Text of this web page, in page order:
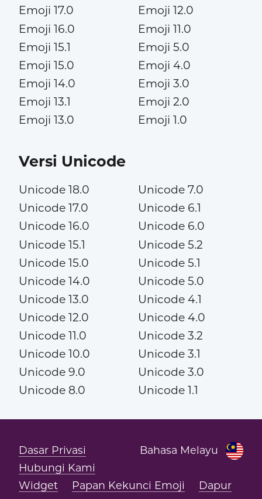
Emoji 17.0
Emoji 16.0
Emoji 15.1
Emoji 15.0
Emoji 14.0
Emoji 13.1
Emoji 13.0
Emoji 12.0
Emoji 11.0
Emoji 5.0
Emoji 4.0
Emoji 3.0
Emoji 2.0
Emoji 1.0
Versi Unicode
Unicode 18.0
Unicode 17.0
Unicode 16.0
Unicode 15.1
Unicode 15.0
Unicode 14.0
Unicode 13.0
Unicode 12.0
Unicode 11.0
Unicode 10.0
Unicode 9.0
Unicode 8.0
Unicode 7.0
Unicode 6.1
Unicode 6.0
Unicode 5.2
Unicode 5.1
Unicode 5.0
Unicode 4.1
Unicode 4.0
Unicode 3.2
Unicode 3.1
Unicode 3.0
Unicode 1.1
Bahasa Melayu
Dasar Privasi
Hubungi Kami
Widget
Papan Kekunci Emoji
Dapur